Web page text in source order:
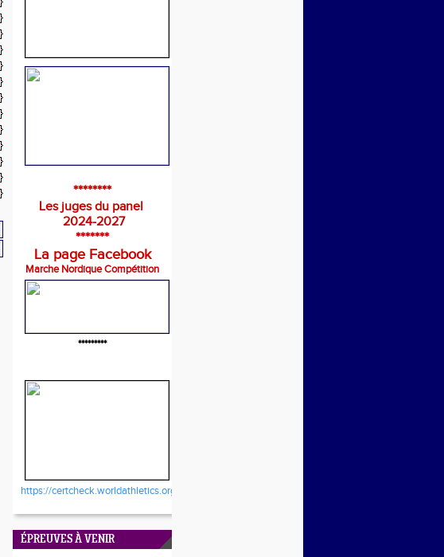
********
Les juges du panel
2024-2027
*******
La page Facebook
Marche Nordique Compétition
*********
https://certcheck.worldathletics.org/
ÉPREUVES À VENIR